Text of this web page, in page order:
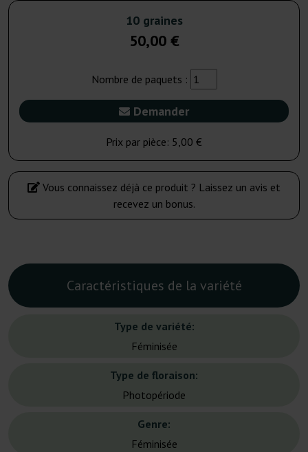
10 graines
50,00 €
Nombre de paquets :
Demander
Prix par pièce: 5,00 €
Vous connaissez déjà ce produit ? Laissez un avis et
recevez un bonus.
Caractéristiques de la variété
Type de variété:
Féminisée
Type de floraison:
Photopériode
Genre:
Féminisée